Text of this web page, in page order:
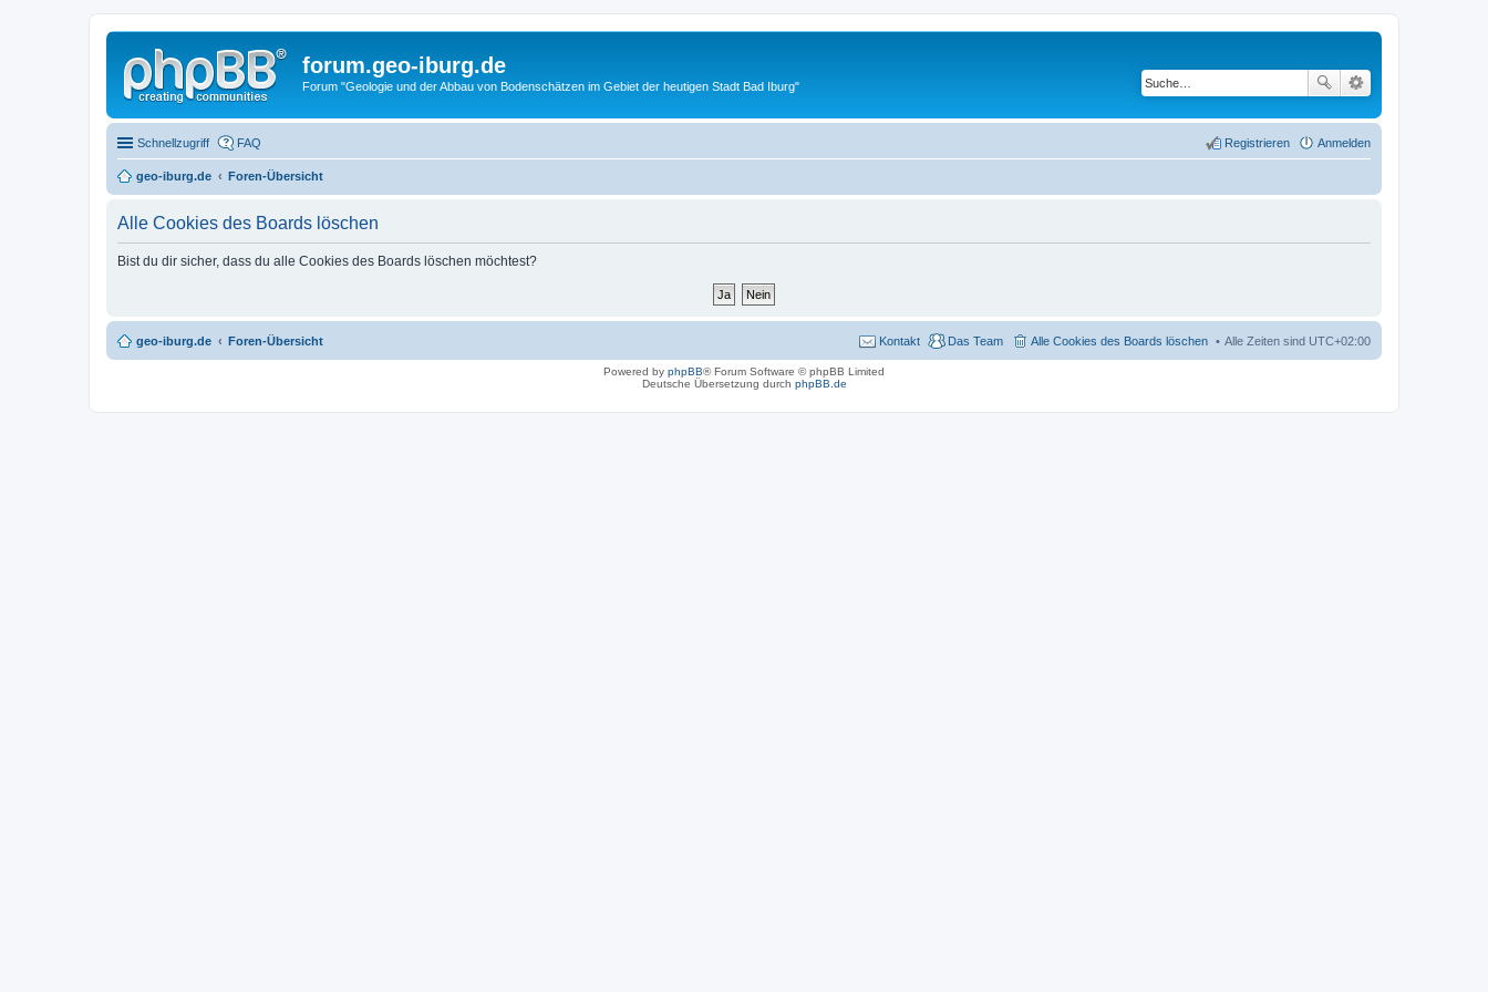
forum.geo-iburg.de
Forum "Geologie und der Abbau von Bodenschätzen im Gebiet der heutigen Stadt Bad Iburg"
Schnellzugriff FAQ Anmelden
Registrieren
geo-iburg.de Foren-Übersicht
Alle Cookies des Boards löschen
Bist du dir sicher, dass du alle Cookies des Boards löschen möchtest?
geo-iburg.de Foren-Übersicht Alle Zeiten sind UTC+02:00
Alle Cookies des Boards löschen
Das Team
Kontakt
Powered by phpBB® Forum Software © phpBB Limited
Deutsche Übersetzung durch phpBB.de